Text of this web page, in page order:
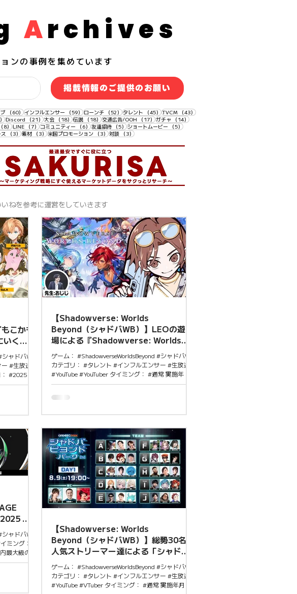
Archives
ンの事例を集めています
掲載情報のご提供のお願い
（60）60件の記事
インフルエンサー （59）59件の記事
ローンチ （52）52件の記事
タレント （45）45件の記事
TVCM （43）43件の記事
22件の記事
Discord （21）21件の記事
大会 （18）18件の記事
伝説 （18）18件の記事
交通広告/OOH （17）17件の記事
ガチャ （14）14件の記事
（8）8件の記事
LINE （7）7件の記事
コミュニティー （6）6件の記事
友達招待 （5）5件の記事
ショートムービー （5）5件の記事
（3）3件の記事
素材 （3）3件の記事
米国プロモーション （3）3件の記事
対談 （3）3件の記事
こかも
く
ャドバWB
#生放送
#2025年
2025」
のはし、
り込んで
に盛り上
【Shadowverse: Worlds
Beyond（シャドバWB）】LEOの遊び
場による『Shadowverse: Worlds
Beyond』配信
ゲーム： #ShadowverseWorldsBeyond #シャドバWB
カテゴリ： #タレント #インフルエンサー #生放送
#YouTube #YouTuber タイミング： #通常 実施年
月： #2025年 #9月 概要 2025年9月6日 20時〜
作『Shadowverse: Worlds Beyond』をプレイ・紹介
プロモーション（#PR）し、ゲームの魅力を配信を
通じて訴求ライト層・女性層にもリーチ。 LEO（山
田涼介）さんは2025年8月20日、東京ドームで開催
された「CR FES 2025」にてプロゲーミングチーム
「Crazy Raccoon（CR）」が新設した「STAR部
門」に正式加入するというサプライズ発表があった
ばかりのタイミングで、CR代表の“おじじ”さんとの
共演はファンにとって見逃せない配信となる。
開
ャドバWB
ミング： #
最大級のe
が開幕。
【Shadowverse: Worlds
Beyond（シャドバWB）】総勢30名の
人気ストリーマー達による「シャドバ
ビヨンドパーク」スタート
ゲーム： #ShadowverseWorldsBeyond #シャドバWB
カテゴリ： #タレント #インフルエンサー #生放送
#YouTube #VTuber タイミング： #通常 実施年月：
ねを参考に運営をしていきます